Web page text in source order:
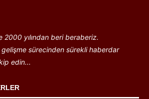
2000 yılından beri beraberiz.
sürecinden sürekli haberdar
edin...